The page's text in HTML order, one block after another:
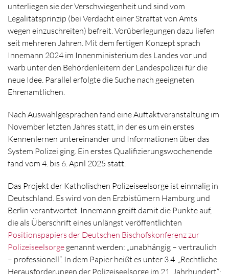
unterliegen sie der Verschwiegenheit und sind vom
Legalitätsprinzip (bei Verdacht einer Straftat von Amts
wegen einzuschreiten) befreit. Vorüberlegungen dazu liefen
seit mehreren Jahren. Mit dem fertigen Konzept sprach
Innemann 2024 im Innenministerium des Landes vor und
warb unter den Behördenleitern der Landespolizei für die
neue Idee. Parallel erfolgte die Suche nach geeigneten
Ehrenamtlichen.
Nach Auswahlgesprächen fand eine Auftaktveranstaltung im
November letzten Jahres statt, in der es um ein erstes
Kennenlernen untereinander und Informationen über das
System Polizei ging. Ein erstes Qualifizierungswochenende
fand vom 4. bis 6. April 2025 statt.
Das Projekt der Katholischen Polizeiseelsorge ist einmalig in
Deutschland. Es wird von den Erzbistümern Hamburg und
Berlin verantwortet. Innemann greift damit die Punkte auf,
die als Überschrift eines unlängst veröffentlichten
Positionspapiers der Deutschen Bischofskonferenz zur
Polizeiseelsorge genannt werden: „unabhängig – vertraulich
– professionell“. In dem Papier heißt es unter 3.4. „Rechtliche
Herausforderungen der Polizeiseelsorge im 21. Jahrhundert“: